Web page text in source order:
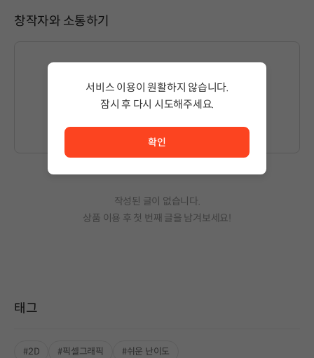
창작자와 소통하기
글을 작성하시려면로그인해주세요.
작성된 글이 없습니다.
상품 이용 후 첫 번째 글을 남겨보세요!
태그
#2D #픽셀그래픽 #쉬운 난이도
서비스 이용이 원활하지 않습니다.
잠시 후 다시 시도해주세요.
확인